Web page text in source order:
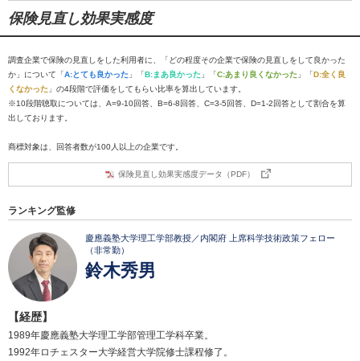
保険見直し効果実感度
調査企業で保険の見直しをした利用者に、「どの程度その企業で保険の見直しをして良かった
か」について「A:とても良かった 」「B:まあ良かった 」「C:あまり良くなかった 」「D:全く良
くなかった 」の4段階で評価をしてもらい比率を算出しています。
※10段階聴取については、A=9-10回答、B=6-8回答、C=3-5回答、D=1-2回答として割合を算
出しております。
商標対象は、回答者数が100人以上の企業です。
保険見直し効果実感度データ（PDF）
ランキング監修
慶應義塾大学理工学部教授／内閣府 上席科学技術政策フェロー
（非常勤）
鈴木秀男
【経歴】
1989年慶應義塾大学理工学部管理工学科卒業。
1992年ロチェスター大学経営大学院修士課程修了。